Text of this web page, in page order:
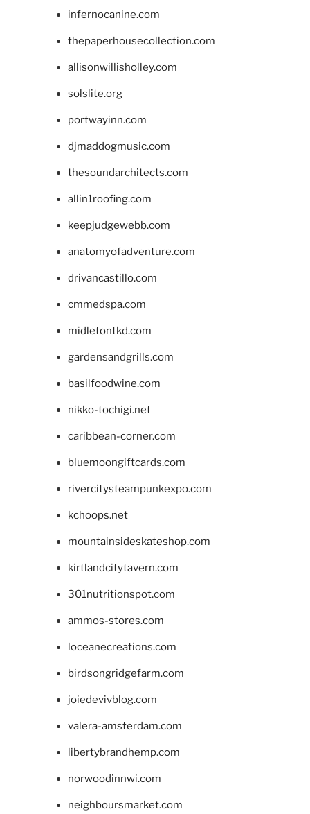
infernocanine.com
thepaperhousecollection.com
allisonwillisholley.com
solslite.org
portwayinn.com
djmaddogmusic.com
thesoundarchitects.com
allin1roofing.com
keepjudgewebb.com
anatomyofadventure.com
drivancastillo.com
cmmedspa.com
midletontkd.com
gardensandgrills.com
basilfoodwine.com
nikko-tochigi.net
caribbean-corner.com
bluemoongiftcards.com
rivercitysteampunkexpo.com
kchoops.net
mountainsideskateshop.com
kirtlandcitytavern.com
301nutritionspot.com
ammos-stores.com
loceanecreations.com
birdsongridgefarm.com
joiedevivblog.com
valera-amsterdam.com
libertybrandhemp.com
norwoodinnwi.com
neighboursmarket.com